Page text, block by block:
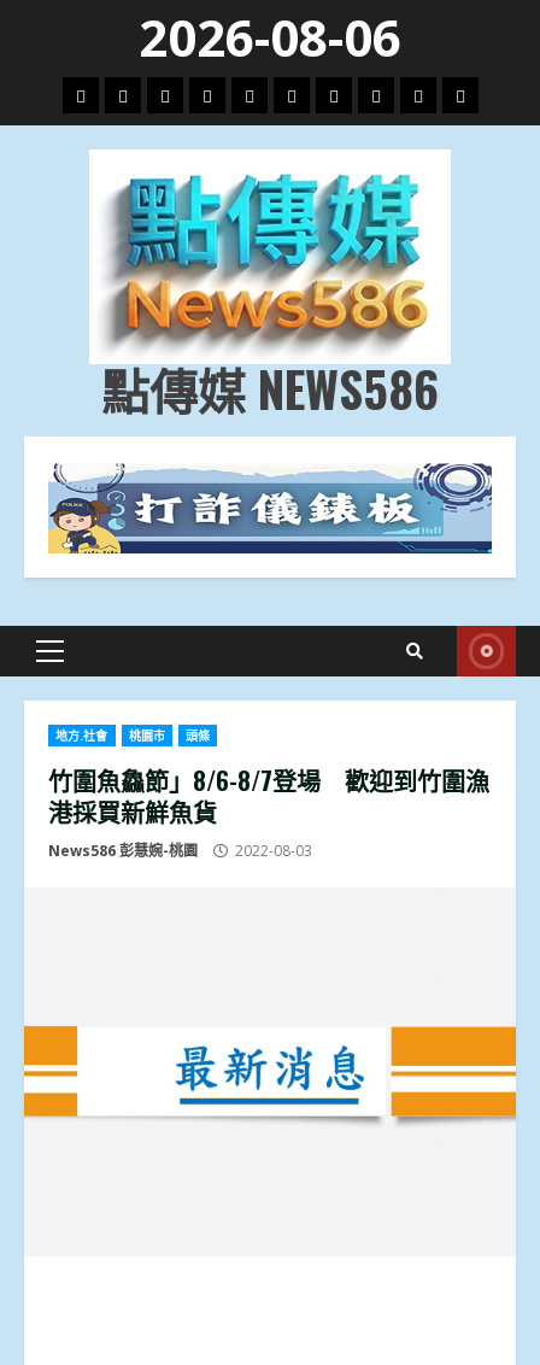
content
2026-08-06
頭
條
財
經
地
方.
會
文
教.
技
專
題
娛
樂
劇
政
治
國
際
運
動
生
活
點傳媒 NEWS586
Primary
地方.社會 桃園市 頭條
竹圍魚鱻節」8/6-8/7登場 歡迎到竹圍漁
港採買新鮮魚貨
News586 彭慧婉-桃園 2022-08-03